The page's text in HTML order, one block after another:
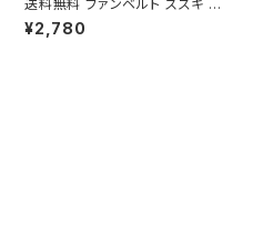
送料無料 ファンベルト スズキ ワ
ゴンR 型式MH34S H24.09～
H29.02 （国内トップメーカー）
¥2,780